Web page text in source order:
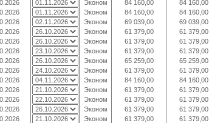
Эконом 84 160,00 84 160,00
Эконом 84 160,00 84 160,00
Эконом 69 039,00 69 039,00
Эконом 61 379,00 61 379,00
Эконом 61 379,00 61 379,00
Эконом 61 379,00 61 379,00
Эконом 65 259,00 65 259,00
Эконом 61 379,00 61 379,00
Эконом 84 160,00 84 160,00
Эконом 61 379,00 61 379,00
Эконом 61 379,00 61 379,00
Эконом 61 379,00 61 379,00
Эконом 61 379,00 61 379,00